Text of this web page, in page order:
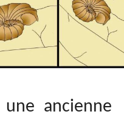
ancienne